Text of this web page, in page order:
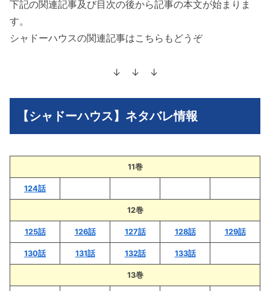
下記の関連記事及び目次の後から記事の本文が始まりま
す。
シャドーハウスの関連記事はこちらもどうぞ
↓ ↓ ↓
【シャドーハウス】ネタバレ情報
11巻
124話
12巻
125話 126話 127話 128話 129話
130話 131話 132話 133話
13巻